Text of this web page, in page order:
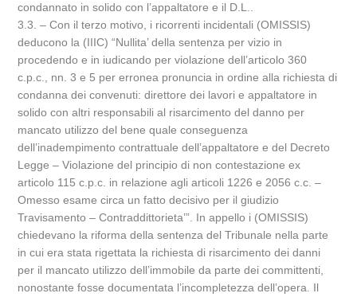
condannato in solido con l’appaltatore e il D.L..
3.3. – Con il terzo motivo, i ricorrenti incidentali (OMISSIS)
deducono la (IIIC) “Nullita’ della sentenza per vizio in
procedendo e in iudicando per violazione dell’articolo 360
c.p.c., nn. 3 e 5 per erronea pronuncia in ordine alla richiesta di
condanna dei convenuti: direttore dei lavori e appaltatore in
solido con altri responsabili al risarcimento del danno per
mancato utilizzo del bene quale conseguenza
dell’inadempimento contrattuale dell’appaltatore e del Decreto
Legge – Violazione del principio di non contestazione ex
articolo 115 c.p.c. in relazione agli articoli 1226 e 2056 c.c. –
Omesso esame circa un fatto decisivo per il giudizio
Travisamento – Contraddittorieta’”. In appello i (OMISSIS)
chiedevano la riforma della sentenza del Tribunale nella parte
in cui era stata rigettata la richiesta di risarcimento dei danni
per il mancato utilizzo dell’immobile da parte dei committenti,
nonostante fosse documentata l’incompletezza dell’opera. Il